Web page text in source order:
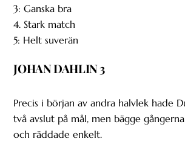
3: Ganska bra
4. Stark match
5: Helt suverän
JOHAN DAHLIN 3
Precis i början av andra halvlek hade
två avslut på mål, men bägge
och räddade enkelt.